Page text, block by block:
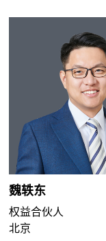
魏轶东
权益合伙人
北京